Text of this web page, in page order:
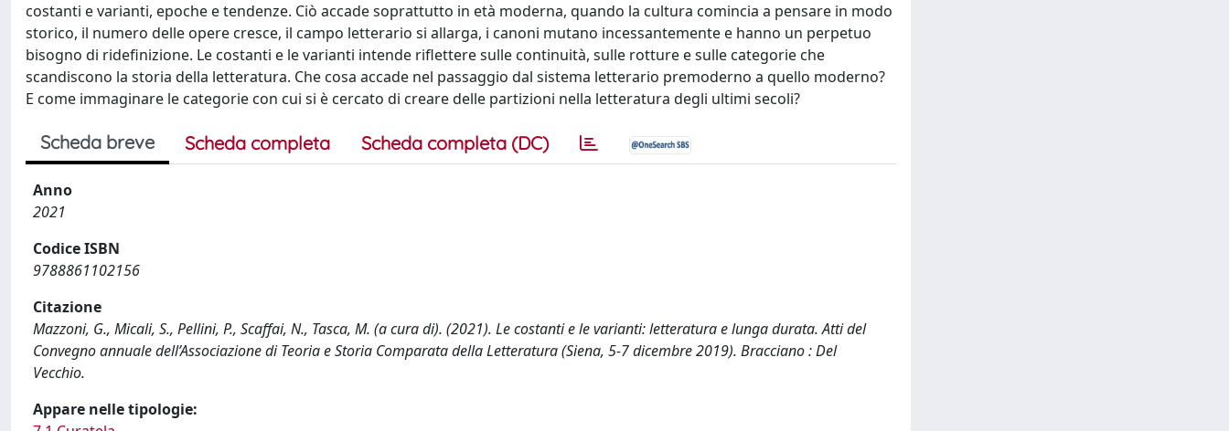
costanti e varianti, epoche e tendenze. Ciò accade soprattutto in età moderna, quando la cultura comincia a pensare in modo
storico, il numero delle opere cresce, il campo letterario si allarga, i canoni mutano incessantemente e hanno un perpetuo
bisogno di ridefinizione. Le costanti e le varianti intende riflettere sulle continuità, sulle rotture e sulle categorie che
scandiscono la storia della letteratura. Che cosa accade nel passaggio dal sistema letterario premoderno a quello moderno?
E come immaginare le categorie con cui si è cercato di creare delle partizioni nella letteratura degli ultimi secoli?
Scheda breve Scheda completa Scheda completa (DC)
Anno
2021
Codice ISBN
9788861102156
Citazione
Mazzoni, G., Micali, S., Pellini, P., Scaffai, N., Tasca, M. (a cura di). (2021). Le costanti e le varianti: letteratura e lunga durata. Atti del
Convegno annuale dell’Associazione di Teoria e Storia Comparata della Letteratura (Siena, 5-7 dicembre 2019). Bracciano : Del
Vecchio.
Appare nelle tipologie: